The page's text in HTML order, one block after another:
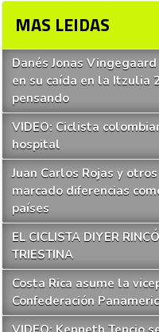
MAS LEIDAS
Danés Jonas
en su caída en la Itzulia
pensando
VIDEO: Ciclista
hospital
Juan Carlos Rojas y
marcado diferencias
países
EL CICLISTA DIYER
TRIESTINA
Costa Rica asume la
Confederación